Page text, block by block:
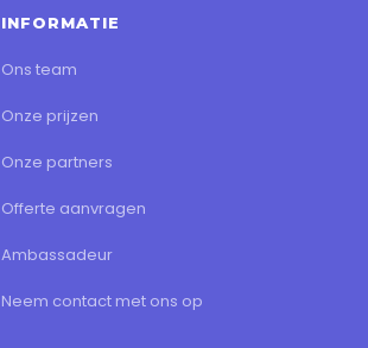
INFORMATIE
Ons team
Onze prijzen
Onze partners
Offerte aanvragen
Ambassadeur
Neem contact met ons op